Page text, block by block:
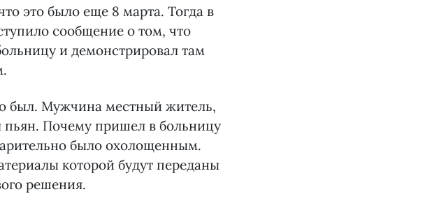
это было еще 8 марта. Тогда в
сообщение о том, что
и демонстрировал там
был. Мужчина местный житель,
Почему пришел в больницу
было охолощенным.
которой будут переданы
решения.